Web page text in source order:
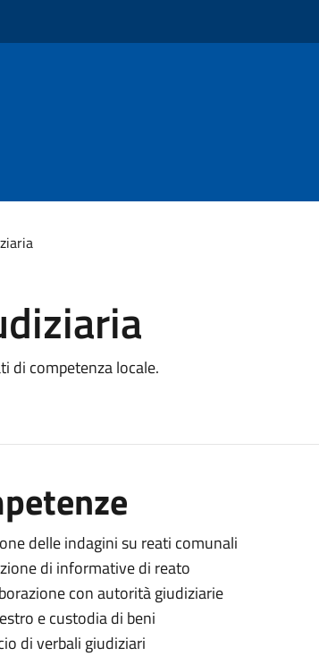
di competenza locale.
delle indagini su reati comunali
di informative di reato
con autorità giudiziarie
e custodia di beni
di verbali giudiziari